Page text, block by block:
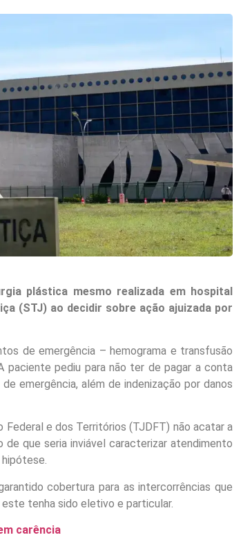
plástica mesmo realizada em hospital
(STJ) ao decidir sobre ação ajuizada por
de emergência – hemograma e transfusão
paciente pediu para não ter de pagar a conta
emergência, além de indenização por danos
e dos Territórios (TJDFT) não acatar a
que seria inviável caracterizar atendimento
cobertura para as intercorrências que
tenha sido eletivo e particular.
carência